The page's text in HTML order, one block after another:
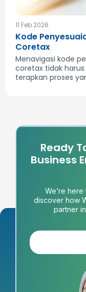
11 Feb 2026
Kode
Coretax
Menavigasi kode
coretax tidak harus
terapkan proses
Ready
Business
We’re
discover how
partner